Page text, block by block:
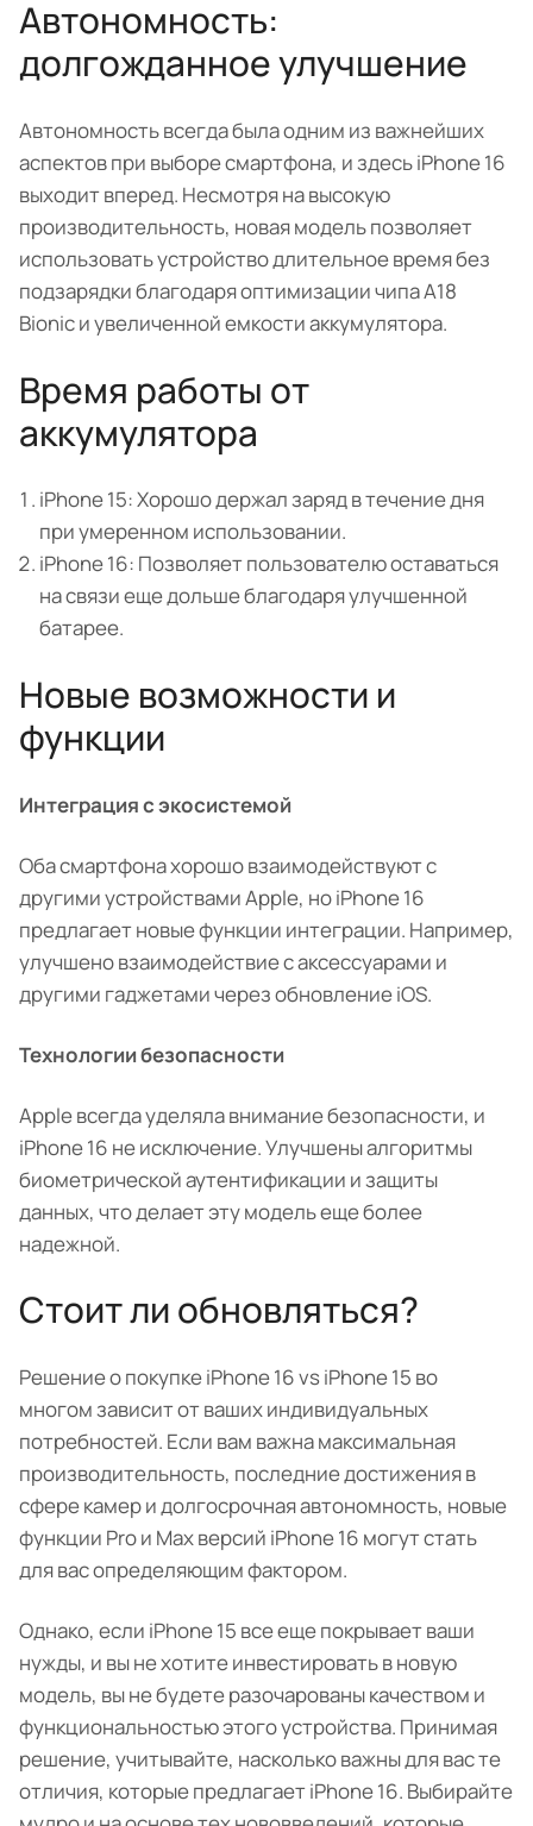
Автономность:
долгожданное улучшение
Автономность всегда была одним из важнейших
аспектов при выборе смартфона, и здесь iPhone 16
выходит вперед. Несмотря на высокую
производительность, новая модель позволяет
использовать устройство длительное время без
подзарядки благодаря оптимизации чипа A18
Bionic и увеличенной емкости аккумулятора.
Время работы от
аккумулятора
iPhone 15: Хорошо держал заряд в течение дня
при умеренном использовании.
iPhone 16: Позволяет пользователю оставаться
на связи еще дольше благодаря улучшенной
батарее.
Новые возможности и
функции
Интеграция с экосистемой
Оба смартфона хорошо взаимодействуют с
другими устройствами Apple, но iPhone 16
предлагает новые функции интеграции. Например,
улучшено взаимодействие с аксессуарами и
другими гаджетами через обновление iOS.
Технологии безопасности
Apple всегда уделяла внимание безопасности, и
iPhone 16 не исключение. Улучшены алгоритмы
биометрической аутентификации и защиты
данных, что делает эту модель еще более
надежной.
Стоит ли обновляться?
Решение о покупке iPhone 16 vs iPhone 15 во
многом зависит от ваших индивидуальных
потребностей. Если вам важна максимальная
производительность, последние достижения в
сфере камер и долгосрочная автономность, новые
функции Pro и Max версий iPhone 16 могут стать
для вас определяющим фактором.
Однако, если iPhone 15 все еще покрывает ваши
нужды, и вы не хотите инвестировать в новую
модель, вы не будете разочарованы качеством и
функциональностью этого устройства. Принимая
решение, учитывайте, насколько важны для вас те
отличия, которые предлагает iPhone 16. Выбирайте